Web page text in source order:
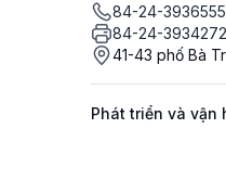
84-24-
84-24-
41-43 phố Bà
Phát triển và vận